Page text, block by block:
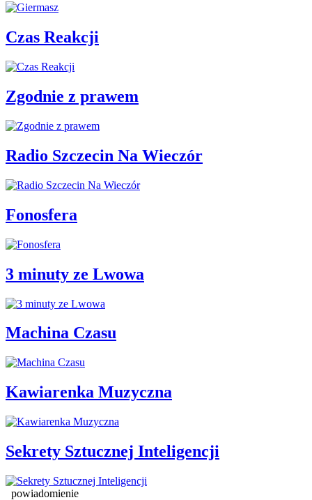
Czas Reakcji
Zgodnie z prawem
Radio Szczecin Na Wieczór
Fonosfera
3 minuty ze Lwowa
Machina Czasu
Kawiarenka Muzyczna
Sekrety Sztucznej Inteligencji
powiadomienie